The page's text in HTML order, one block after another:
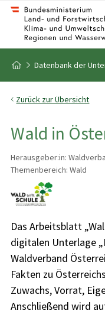
Zum Inhalt
Zum
Zur Startseite
Datenbank der
Zurück zur Übersicht
Wald in
Herausgeber:in:
Themenbereich: Wald
Das Arbeitsblatt
digitalen Unterlage
Waldverband
Fakten zu
Zuwachs, Vorrat,
Anschließend wird